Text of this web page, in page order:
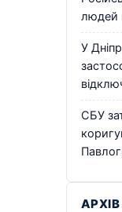
людей
У
СБУ
АРХІВ